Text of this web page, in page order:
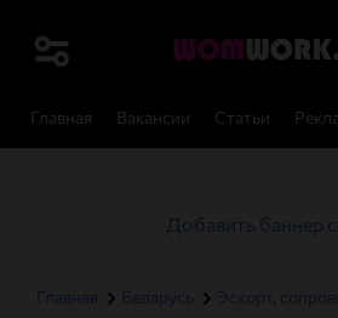
Главная Вакансии Статьи
Добавить баннер
Главная Беларусь Эскорт,